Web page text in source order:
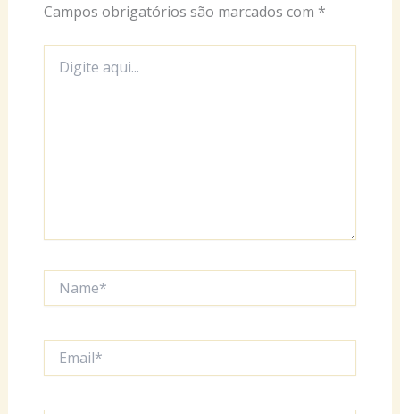
Campos obrigatórios são marcados com *
aqui...